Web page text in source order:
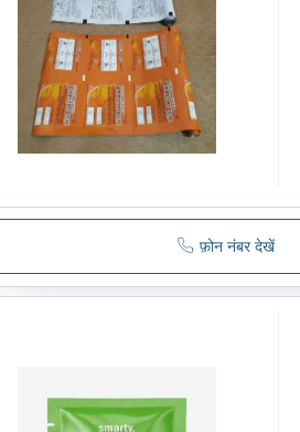
फ़ोन नंबर देखें